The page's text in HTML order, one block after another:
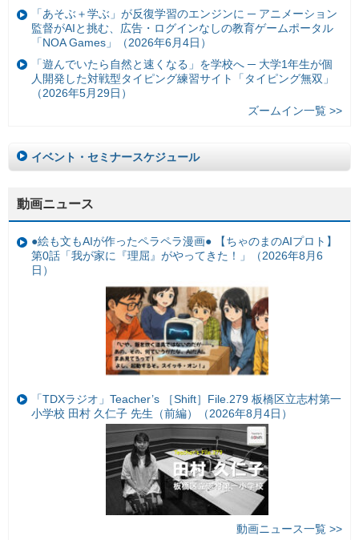
「あそぶ＋学ぶ」が反復学習のエンジンに ─ アニメーション
監督がAIと挑む、広告・ログインなしの教育ゲームポータル
「NOA Games」（2026年6月4日）
「遊んでいたら自然と速くなる」を学校へ ─ 大学1年生が個
人開発した対戦型タイピング練習サイト「タイピング無双」
（2026年5月29日）
ズームイン一覧 >>
イベント・セミナースケジュール
動画ニュース
●絵も文もAIが作ったペラペラ漫画● 【ちゃのまのAIプロト】
第0話「我が家に『理屈』がやってきた！」（2026年8月6
日）
「TDXラジオ」Teacher’s ［Shift］File.279 板橋区立志村第一
小学校 田村 久仁子 先生（前編）（2026年8月4日）
動画ニュース一覧 >>